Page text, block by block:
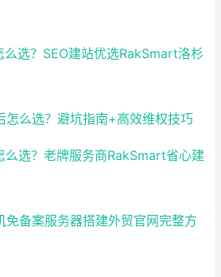
么选？SEO建站优选RakSmart洛杉
怎么选？避坑指南+高效维权技巧
么选？老牌服务商RakSmart省心建
免备案服务器搭建外贸官网完整方